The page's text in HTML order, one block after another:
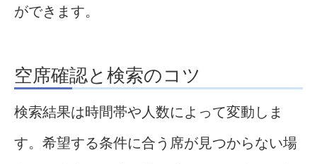
ができます。
空席確認と検索のコツ
検索結果は時間帯や人数によって変動しま
す。希望する条件に合う席が見つからない場